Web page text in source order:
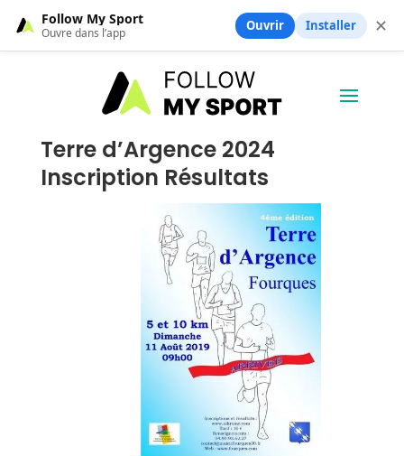
Terre d’Argence 2024
Inscription Résultats
Follow My Sport
Ouvre dans l’app Ouvrir Installer ✕